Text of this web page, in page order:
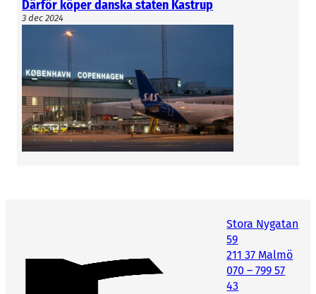
Det är alltså inte bron utan de svenska
år. Det är den framtida utdelningen avseende
dessa som regeringen nu lovar ska satsas på
skånsk infrastruktur.
För 2023 redovisade Øresundsbro Konsortiet
några år vill Ulf Lundin inte kommentera
– Vi kan göra prognoser, men de är väldigt
Därför köper danska staten Kastrup
3 dec 2024
Stora Nygatan
59
211 37 Malmö
070 – 799 57
43